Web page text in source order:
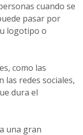
cuando se
pasar por
logotipo o
como las
las redes sociales,
dura el
una gran